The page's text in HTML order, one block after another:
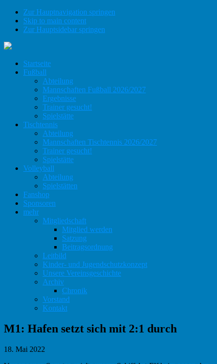
Zur Hauptnavigation springen
Skip to main content
Zur Hauptsidebar springen
Startseite
Fußball
Abteilung
Mannschaften Fußball 2026/2027
Ergebnisse
Trainer gesucht!
Spielstätte
Tischtennis
Abteilung
Mannschaften Tischtennis 2026/2027
Trainer gesucht!
Spielstätte
Volleyball
Abteilung
Spielstätten
Fanshop
Sponsoren
mehr
Mitgliedschaft
Mitglied werden
Satzung
Beitragsordnung
Leitbild
Kinder- und Jugendschutzkonzept
Unsere Vereinsgeschichte
Archiv
Chronik
Vorstand
Kontakt
M1: Hafen setzt sich mit 2:1 durch
18. Mai 2022